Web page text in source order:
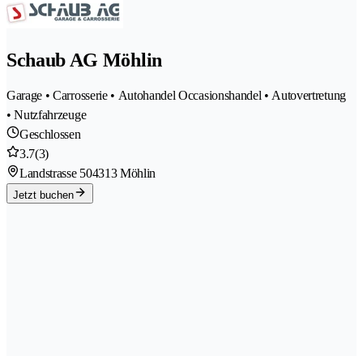
Schaub AG Möhlin
Garage • Carrosserie • Autohandel Occasionshandel • Autovertretung
• Nutzfahrzeuge
Geschlossen
3.7(3)
Landstrasse 504313 Möhlin
Jetzt buchen